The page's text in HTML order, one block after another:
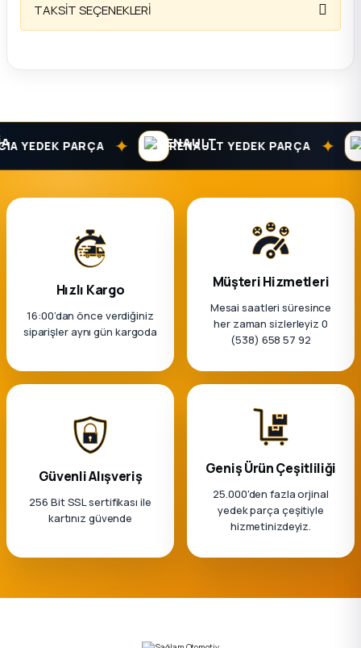
TAKSİT SEÇENEKLERİ
YEDEK PARÇA ✦ RENAULT YEDEK PARÇA ✦
Hızlı Kargo
16:00’dan önce verdiğiniz
siparişler aynı gün kargoda
Müşteri Hizmetleri
Mesai saatleri süresince
her zaman sizlerleyiz 0
(538) 658 57 92
Güvenli Alışveriş
256 Bit SSL sertifikası ile
kartınız güvende
Geniş Ürün Çeşitliliği
25.000'den fazla orjinal
yedek parça çeşitiyle
hizmetinizdeyiz.